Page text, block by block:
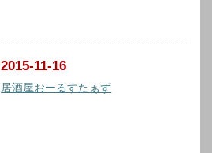
2015-11-16
居酒屋おーるすたぁず